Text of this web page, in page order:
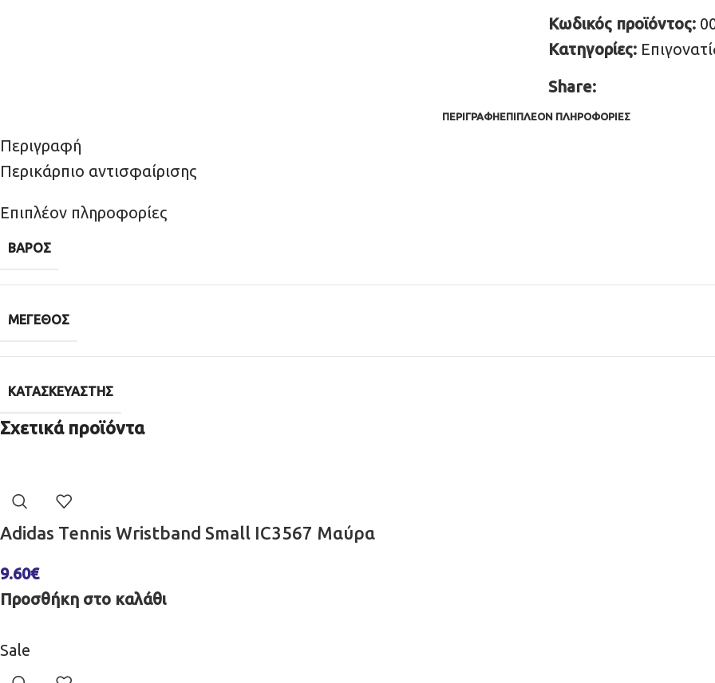
Κωδικός προϊόντος:
Κατηγορίες:
Share:
ΠΕΡΙΓΡΑΦΉΕΠΙΠΛΈΟΝ ΠΛΗΡΟΦΟΡΊΕΣ
Περιγραφή
Περικάρπιο αντισφαίρισης
Επιπλέον πληροφορίες
ΒΆΡΟΣ
ΜΈΓΕΘΟΣ
ΚΑΤΑΣΚΕΥΑΣΤΉΣ
Σχετικά προϊόντα
Adidas Tennis Wristband Small IC3567 Μαύρα
9.60€
Προσθήκη στο καλάθι
Sale